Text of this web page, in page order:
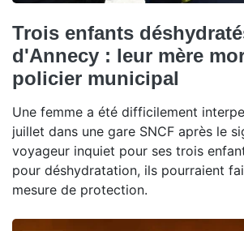
Trois enfants
d'Annecy : leur mère
policier municipal
Une femme a été difficilement
juillet dans une gare SNCF après le
voyageur inquiet pour ses trois
pour déshydratation, ils pourraient
mesure de protection.